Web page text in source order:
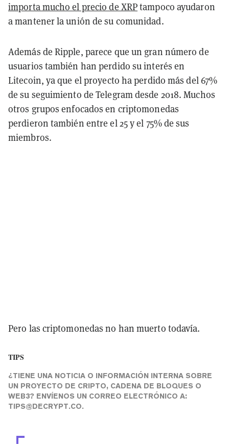
importa mucho el precio de XRPtampoco ayudaron
a mantener la unión de su comunidad.
Además de Ripple, parece que un gran número de
usuarios también han perdido su interés en
Litecoin, ya que el proyecto ha perdido más del 67%
de su seguimiento de Telegram desde 2018. Muchos
otros grupos enfocados en criptomonedas
perdieron también entre el 25 y el 75% de sus
miembros.
Pero las criptomonedas no han muerto todavía.
TIPS
¿TIENE UNA NOTICIA O INFORMACIÓN INTERNA SOBRE
UN PROYECTO DE CRIPTO, CADENA DE BLOQUES O
WEB3? ENVÍENOS UN CORREO ELECTRÓNICO A:
TIPS@DECRYPT.CO.